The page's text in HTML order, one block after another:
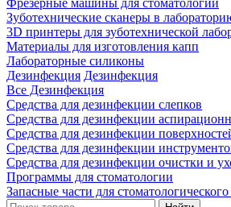
Фрезерные машины для стоматологии
Зуботехнические сканеры в
3D принтеры для зуботехнической
Материалы для изготовления капп
Лабораторные силиконы
Дезинфекция Дезинфекция
Все Дезинфекция
Средства для дезинфекции слепков
Средства для дезинфекции
Средства для дезинфекции
Средства для дезинфекции
Средства для дезинфекции очистки и
Программы для стоматологии
Запасные части для